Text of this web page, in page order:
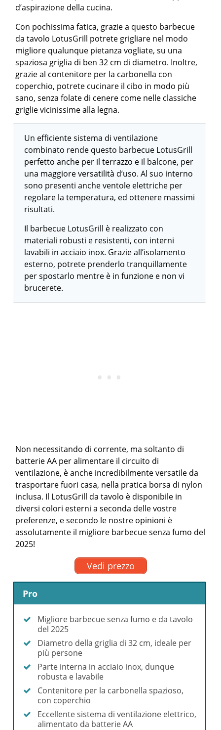
d’aspirazione della cucina.
Con pochissima fatica, grazie a questo barbecue
da tavolo LotusGrill potrete grigliare nel modo
migliore qualunque pietanza vogliate, su una
spaziosa griglia di ben 32 cm di diametro. Inoltre,
grazie al contenitore per la carbonella con
coperchio, potrete cucinare il cibo in modo più
sano, senza folate di cenere come nelle classiche
griglie vicinissime alla legna.
Un efficiente sistema di ventilazione
combinato rende questo barbecue LotusGrill
perfetto anche per il terrazzo e il balcone, per
una maggiore versatilità d’uso. Al suo interno
sono presenti anche ventole elettriche per
regolare la temperatura, ed ottenere massimi
risultati.
Il barbecue LotusGrill è realizzato con
materiali robusti e resistenti, con interni
lavabili in acciaio inox. Grazie all’isolamento
esterno, potrete prenderlo tranquillamente
per spostarlo mentre è in funzione e non vi
brucerete.
Non necessitando di corrente, ma soltanto di
batterie AA per alimentare il circuito di
ventilazione, è anche incredibilmente versatile da
trasportare fuori casa, nella pratica borsa di nylon
inclusa. Il LotusGrill da tavolo è disponibile in
diversi colori esterni a seconda delle vostre
preferenze, e secondo le nostre opinioni è
assolutamente il migliore barbecue senza fumo del
2025!
Vedi prezzo
Pro
Migliore barbecue senza fumo e da tavolo
del 2025
Diametro della griglia di 32 cm, ideale per
più persone
Parte interna in acciaio inox, dunque
robusta e lavabile
Contenitore per la carbonella spazioso,
con coperchio
Eccellente sistema di ventilazione elettrico,
alimentato da batterie AA